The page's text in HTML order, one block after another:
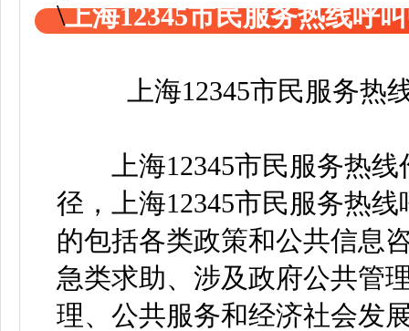
上海12345市民服务热线呼
上海12345市民服务
上海12345市民服务热线
径，上海12345市民服务热
的包括各类政策和公共信息
急类求助、涉及政府公共管
理、公共服务和经济社会发